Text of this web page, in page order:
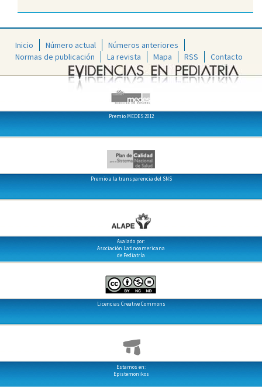
Inicio Número actual
Números anteriores
Normas de publicación
La revista Mapa RSS Contacto
Premio MEDES 2012
Premio a la transparencia del SNS
Avalado por:
Asociación Latinoamericana
de Pediatría
Licencias Creative Commons
Estamos en:
Epistemonikos